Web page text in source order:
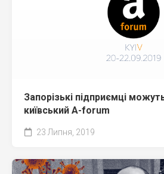
Запорізькі підприємці
київський A-forum
23 Липня, 2019